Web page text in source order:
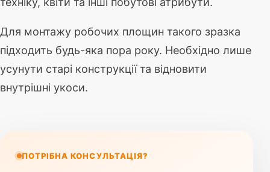
Для монтажу робочих площин такого зразка
підходить будь-яка пора року. Необхідно лише
усунути старі конструкції та відновити
внутрішні укоси.
ПОТРІБНА КОНСУЛЬТАЦІЯ?